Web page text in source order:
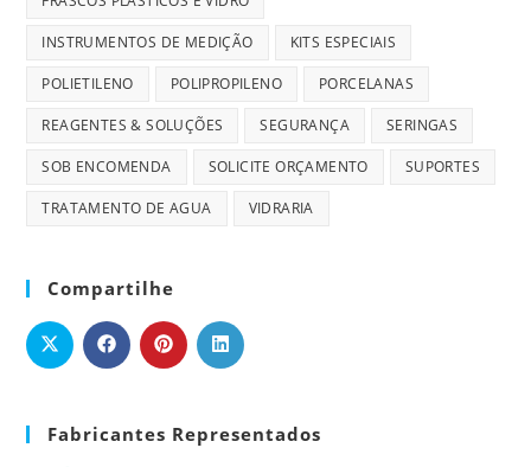
INSTRUMENTOS DE MEDIÇÃO KITS ESPECIAIS
POLIETILENO POLIPROPILENO PORCELANAS
REAGENTES & SOLUÇÕES SEGURANÇA SERINGAS
SOB ENCOMENDA SOLICITE ORÇAMENTO SUPORTES
TRATAMENTO DE AGUA VIDRARIA
Compartilhe
Fabricantes Representados